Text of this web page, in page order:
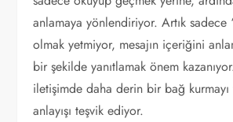
anlamaya yönlendiriyor. Artık sadece
olmak yetmiyor, mesajın içeriğini
bir şekilde yanıtlamak önem
iletişimde daha derin bir bağ kurmayı
anlayışı teşvik ediyor.